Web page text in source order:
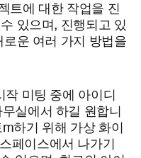
트에 대한 작업을 진
있으며, 진행되고 있
운 여러 가지 방법을
미팅 중에 아이디
실에서 하길 원합니
하기 위해 가상 화이
페이스에서 나가기